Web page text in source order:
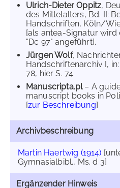
Ulrich-Dieter Oppitz,
des Mittelalters, Bd. II:
Handschriften, Köln/
[als antea-Signatur wird
"Dc 97" angeführt].
Jürgen Wolf,
Handschriftenarchiv I,
78, hier S. 74.
Manuscripta.pl – A
manuscript books in
[zur Beschreibung]
Archivbeschreibung
Martin Haertwig (1914)
Gymnasialbibl., Ms. d 3]
Ergänzender Hinweis